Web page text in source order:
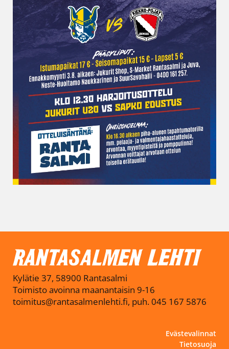
Kylätie 37, 58900 Rantasalmi
Toimisto avoinna maanantaisin 9-16
toimitus@rantasalmenlehti.fi, puh. 045 167 5876
Evästevalinnat
Tietosuoja